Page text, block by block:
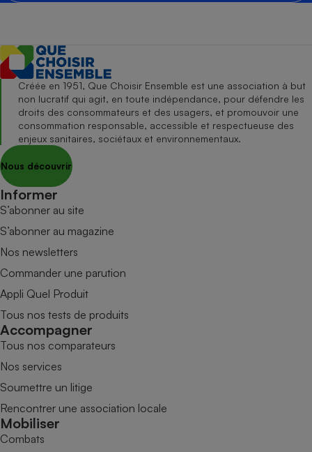
Créée en 1951, Que Choisir Ensemble est une association à but
non lucratif qui agit, en toute indépendance, pour défendre les
droits des consommateurs et des usagers, et promouvoir une
consommation responsable, accessible et respectueuse des
enjeux sanitaires, sociétaux et environnementaux.
Nous découvrir
Informer
S’abonner au site
S’abonner au magazine
Nos newsletters
Commander une parution
Appli Quel Produit
Tous nos tests de produits
Accompagner
Tous nos comparateurs
Nos services
Soumettre un litige
Rencontrer une association locale
Mobiliser
Combats